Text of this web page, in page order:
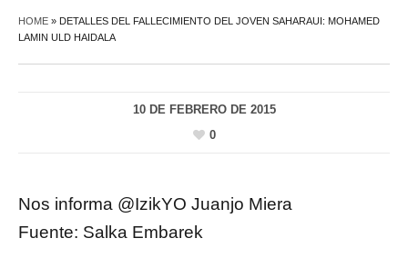
HOME » DETALLES DEL FALLECIMIENTO DEL JOVEN SAHARAUI: MOHAMED
LAMIN ULD HAIDALA
10 DE FEBRERO DE 2015
0
Nos informa @IzikYO Juanjo Miera
Fuente: Salka Embarek